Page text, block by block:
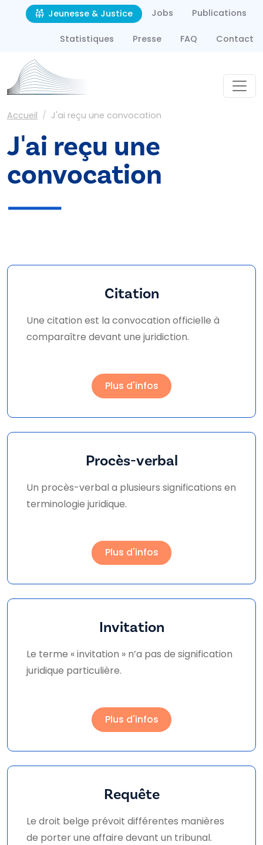
Aller au contenu principal
Second navigation
Jeunesse & Justice Jobs Publications
Statistiques Presse FAQ Contact
Fil d'Ariane
Accueil J'ai reçu une convocation
J'ai reçu une
convocation
Citation
Une citation est la convocation officielle à
comparaître devant une juridiction.
Plus d'infos
Procès-verbal
Un procès-verbal a plusieurs significations en
terminologie juridique.
Plus d'infos
Invitation
Le terme « invitation » n’a pas de signification
juridique particulière.
Plus d'infos
Requête
Le droit belge prévoit différentes manières
de porter une affaire devant un tribunal.